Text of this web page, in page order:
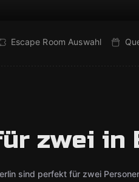
Escape Room Auswahl
zwei in
sind perfekt für zwei